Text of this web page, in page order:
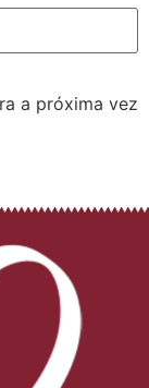
a próxima vez